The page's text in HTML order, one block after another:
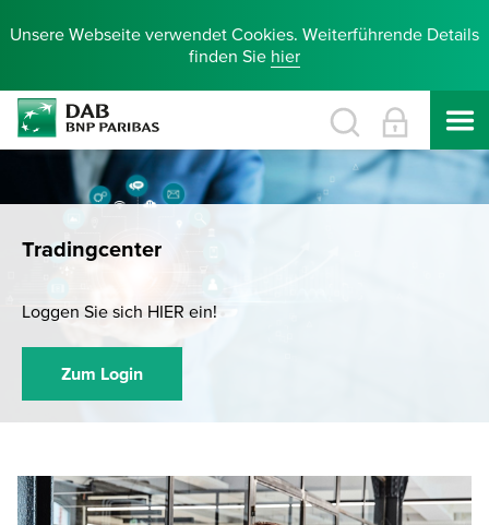
Unsere Webseite verwendet Cookies. Weiterführende Details
finden Sie hier
Tradingcenter
Loggen Sie sich HIER ein!
Zum Login